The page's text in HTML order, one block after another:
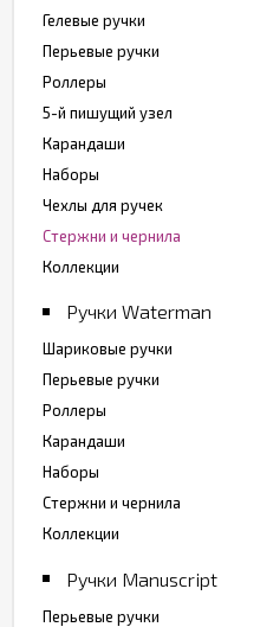
Гелевые ручки
Перьевые ручки
Роллеры
5-й пишущий узел
Карандаши
Наборы
Чехлы для ручек
Стержни и чернила
Коллекции
Ручки Waterman
Шариковые ручки
Перьевые ручки
Роллеры
Карандаши
Наборы
Стержни и чернила
Коллекции
Ручки Manuscript
Перьевые ручки